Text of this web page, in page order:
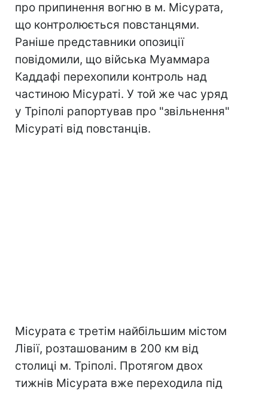
про припинення вогню в м. Місурата,
що контролюється повстанцями.
Раніше представники опозиції
повідомили, що війська Муаммара
Каддафі перехопили контроль над
частиною Місураті. У той же час уряд
у Тріполі рапортував про "звільнення"
Місураті від повстанців.
Місурата є третім найбільшим містом
Лівії, розташованим в 200 км від
столиці м. Тріполі. Протягом двох
тижнів Місурата вже переходила під